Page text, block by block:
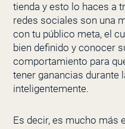
tienda y esto lo haces a
redes sociales son una
con tu público meta, el
bien definido y conocer
comportamiento para
tener ganancias durante
inteligentemente.
Es decir, es mucho más